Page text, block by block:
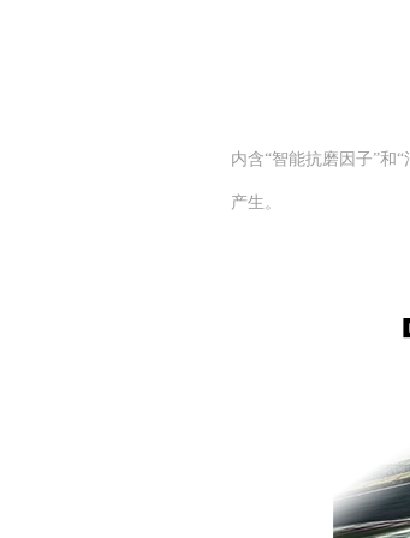
内含“智能抗磨因子”和
产生。